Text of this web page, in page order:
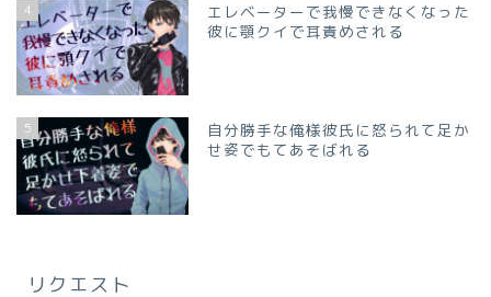
4
エレベーターで我慢できなくなった
彼に顎クイで耳責めされる
5
自分勝手な俺様彼氏に怒られて足か
せ姿でもてあそばれる
リクエスト